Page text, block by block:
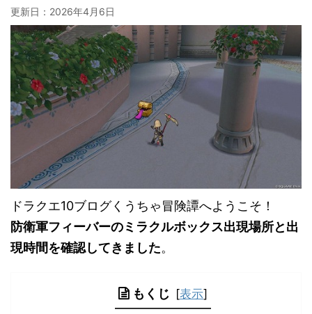
更新日： 2026年4月6日
ドラクエ10ブログくうちゃ冒険譚へようこそ！
防衛軍フィーバーのミラクルボックス出現場所と出
現時間を確認してきました。
もくじ [表示]